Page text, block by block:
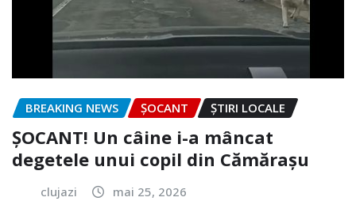
BREAKING NEWS ȘOCANT ȘTIRI LOCALE
ȘOCANT! Un câine i-a mâncat
degetele unui copil din Cămărașu
clujazi mai 25, 2026